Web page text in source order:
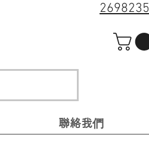
聯絡我們